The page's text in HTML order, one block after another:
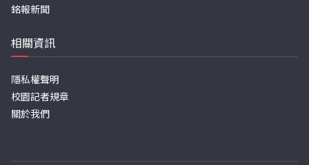
銘報新聞
相關資訊
隱私權聲明
校園記者規章
關於我們